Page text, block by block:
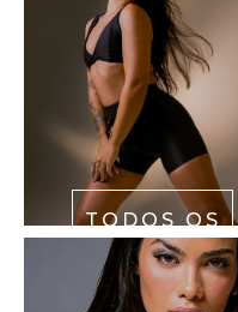
TODOS OS
PRODUTOS